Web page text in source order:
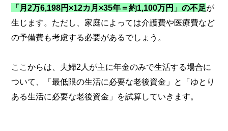
「月2万6,198円×12カ月×35年＝約1,100万円」の不足が
生じます。ただし、家庭によっては介護費や医療費など
の予備費も考慮する必要があるでしょう。
ここからは、夫婦2人が主に年金のみで生活する場合に
ついて、「最低限の生活に必要な老後資金」と「ゆとり
ある生活に必要な老後資金」を試算していきます。